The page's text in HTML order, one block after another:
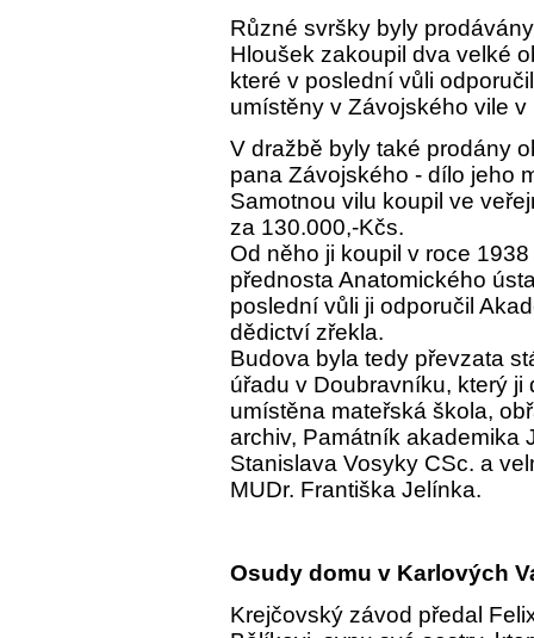
Různé svršky byly
Hloušek zakoupil dva velké
které v poslední vůli
umístěny v Závojského vile
V dražbě byly také prodány
pana Závojského - dílo jeho
Samotnou vilu koupil ve
za 130.000,-Kčs.
Od něho ji koupil v roce
přednosta Anatomického
poslední vůli ji odporučil
dědictví zřekla.
Budova byla tedy převzata
úřadu v Doubravníku, který
umístěna mateřská škola,
archiv, Památník akademika
Stanislava Vosyky CSc. a
MUDr. Františka Jelínka.
Osudy domu v Karlových
Krejčovský závod předal